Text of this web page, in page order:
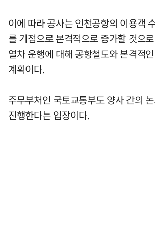
이에 따라 공사는 인천공항의 이용객
를 기점으로 본격적으로 증가할 것으
열차 운행에 대해 공항철도와 본격적
계획이다.
주무부처인 국토교통부도 양사 간의
진행한다는 입장이다.